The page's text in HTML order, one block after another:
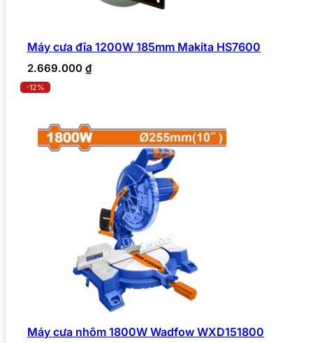
Máy cưa đĩa 1200W 185mm Makita HS7600
2.669.000 ₫
-12%
Máy cưa nhôm 1800W Wadfow WXD151800